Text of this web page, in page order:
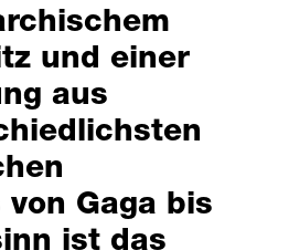
und einer
aus
von Gaga bis
ist das